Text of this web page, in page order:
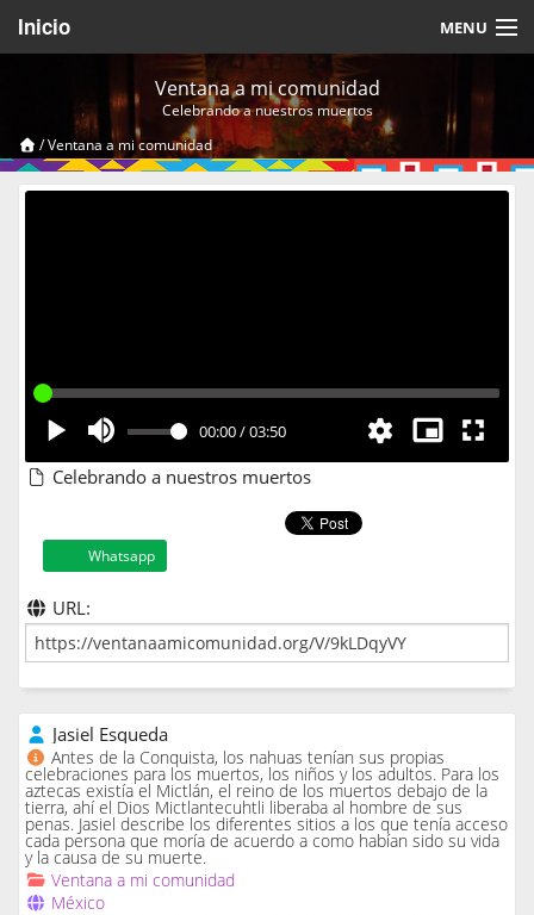
Inicio MENU
Videos Temáticos
Cerrar Sesión
Ventana a mi comunidad
Celebrando a nuestros muertos
/Ventana a mi comunidad
00:00/03:50
Celebrando a nuestros muertos
Whatsapp
URL:
Jasiel Esqueda
Antes de la Conquista, los nahuas tenían sus propias
celebraciones para los muertos, los niños y los adultos. Para los
aztecas existía el Mictlán, el reino de los muertos debajo de la
tierra, ahí el Dios Mictlantecuhtli liberaba al hombre de sus
penas. Jasiel describe los diferentes sitios a los que tenía acceso
cada persona que moría de acuerdo a como habían sido su vida
y la causa de su muerte.
Ventana a mi comunidad
México